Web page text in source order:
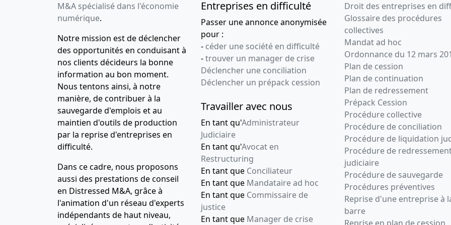
M&A spécialisé dans l'économie
numérique.
Notre mission est de déclencher
des opportunités en conduisant à
nos clients décideurs la bonne
information au bon moment.
Nous tentons ainsi, à notre
manière, de contribuer à la
sauvegarde d'emplois et au
maintien d'outils de production
par la reprise d'entreprises en
difficulté.
Dans ce cadre, nous proposons
aussi des prestations de conseil
en Distressed M&A, grâce à
l'animation d'un réseau d'experts
indépendants de haut niveau,
Entreprises en difficulté
Passer une annonce anonymisée
pour :
- céder une société en difficulté
-trouver un manager de crise
Déclencher une conciliation
Déclencher un prépack cession
Travailler avec nous
En tant qu'Administrateur
Judiciaire
En tant qu'Avocat en
Restructuring
En tant que Conciliateur
En tant que Mandataire ad hoc
En tant que Commissaire de
justice
En tant que Manager de crise
Droit des entreprises en
Glossaire des procédures
collectives
Mandat ad hoc
Ordonnance du 12 mars
Plan de cession
Plan de continuation
Plan de redressement
Prépack Cession
Procédure collective
Procédure de conciliation
Procédure de liquidation
Procédure de
judiciaire
Procédure de sauvegarde
Procédures préventives
Reprise d'une entreprise à
barre